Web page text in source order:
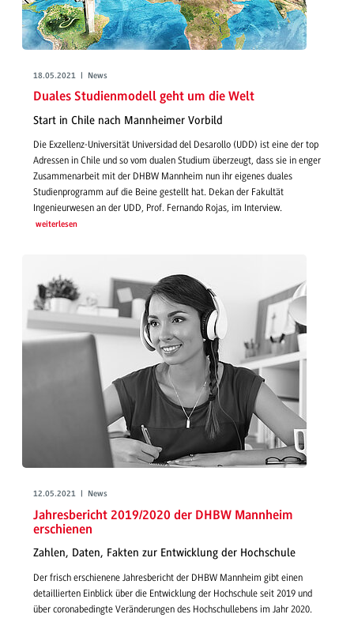
18.05.2021 | News
Duales Studienmodell geht um die Welt
Start in Chile nach Mannheimer Vorbild
Die Exzellenz-Universität Universidad del Desarollo (UDD) ist eine der top
Adressen in Chile und so vom dualen Studium überzeugt, dass sie in enger
Zusammenarbeit mit der DHBW Mannheim nun ihr eigenes duales
Studienprogramm auf die Beine gestellt hat. Dekan der Fakultät
Ingenieurwesen an der UDD, Prof. Fernando Rojas, im Interview.
weiterlesen
12.05.2021 | News
Jahresbericht 2019/2020 der DHBW Mannheim
erschienen
Zahlen, Daten, Fakten zur Entwicklung der Hochschule
Der frisch erschienene Jahresbericht der DHBW Mannheim gibt einen
detaillierten Einblick über die Entwicklung der Hochschule seit 2019 und
über coronabedingte Veränderungen des Hochschullebens im Jahr 2020.